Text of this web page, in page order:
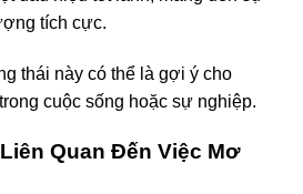
tích cực.
thái này có thể là gợi ý cho
cuộc sống hoặc sự nghiệp.
Quan Đến Việc Mơ